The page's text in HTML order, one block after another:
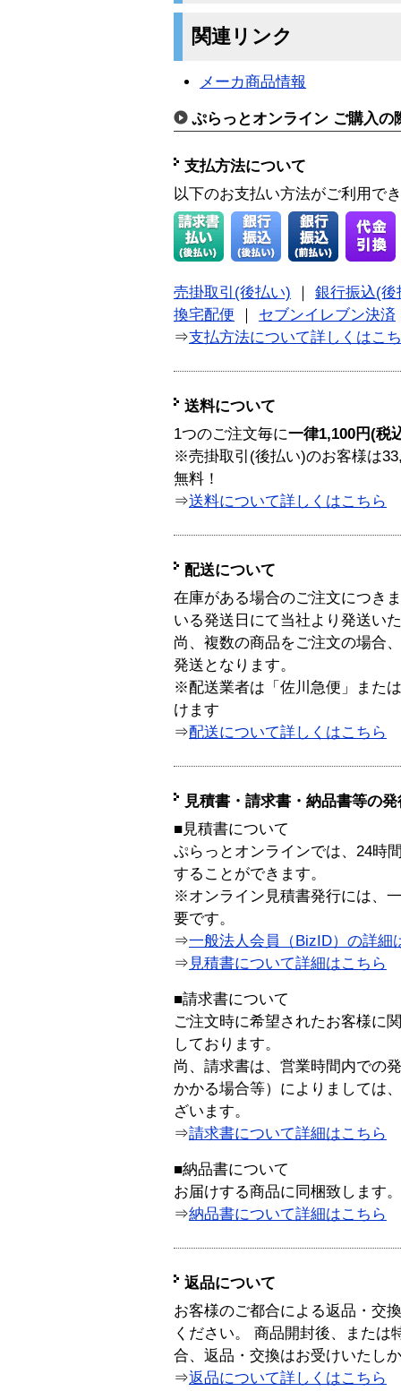
関連リンク
メーカ商品情報
ぷらっとオンライン ご購入の
支払方法について
以下のお支払い方法がご利用で
売掛取引(後払い)
銀行振込(後
換宅配便
セブンイレブン決済
⇒支払方法について詳しくはこ
送料について
1つのご注文毎に一律1,100円(税
※売掛取引(後払い)のお客様は
無料！
⇒送料について詳しくはこちら
配送について
在庫がある場合のご注文につき
いる発送日にて当社より発送い
尚、複数の商品をご注文の場合
発送となります。
※配送業者は「佐川急便」また
けます
⇒配送について詳しくはこちら
見積書・請求書・納品書等の
■見積書について
ぷらっとオンラインでは、24時
することができます。
※オンライン見積書発行には、
要です。
⇒一般法人会員（BizID）の詳細
⇒ 見積書について詳細はこちら
■請求書について
ご注文時に希望されたお客様に
しております。
尚、請求書は、営業時間内での
かかる場合等）によりましては
ざいます。
⇒請求書について詳細はこちら
■納品書について
お届けする商品に同梱致します。
⇒納品書について詳細はこちら
返品について
お客様のご都合による返品・交
ください。 商品開封後、または
合、返品・交換はお受けいたし
⇒返品について詳しくはこちら